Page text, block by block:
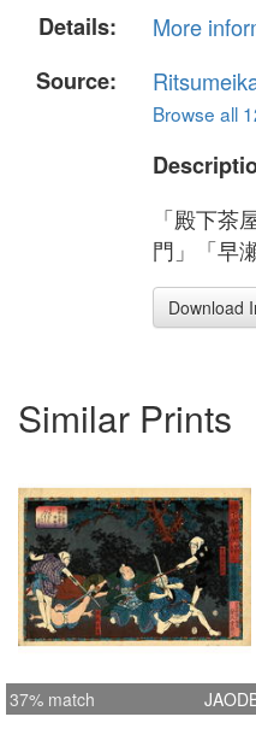
Details:
More
Source:
Browse all
「殿下茶
門」「早
Download
Similar Prints
37% match